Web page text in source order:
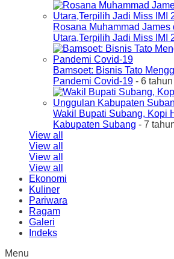
Rosana Muhammad
Utara,Terpilih Jadi Miss IMI
Bamsoet: Bisnis Tato
Pandemi Covid-19 - 6
Wakil Bupati Subang, Kopi
Kabupaten Subang - 7
View all
View all
View all
View all
Ekonomi
Kuliner
Pariwara
Ragam
Galeri
Indeks
Menu